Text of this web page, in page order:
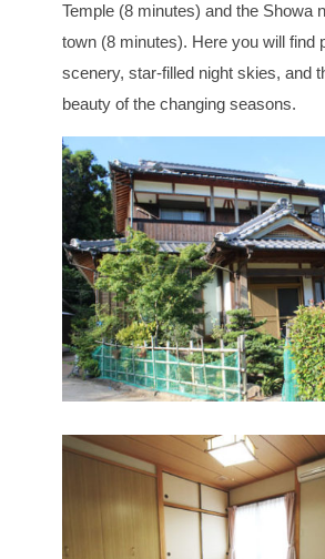
Temple (8 minutes) and the Showa
town (8 minutes). Here you will find
scenery, star-filled night skies, and
beauty of the changing seasons.